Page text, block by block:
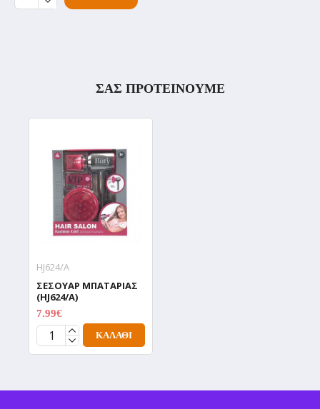
ΣΑΣ ΠΡΟΤΕΙΝΟΥΜΕ
HJ624/A
ΣΕΣΟΥΑΡ ΜΠΑΤΑΡΙΑΣ
(HJ624/A)
7.99€
ΚΑΛΆΘΙ